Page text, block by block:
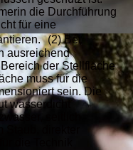
die Durchführung
für eine
(2) Bei
ausreichend
der Stellfläche
muss für die
sein. Die
wasserdicht
seitlich
direkter
die Technik